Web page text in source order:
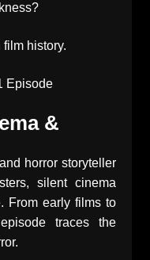
history.
Episode
&
horror storyteller
silent cinema
From early films to
traces the